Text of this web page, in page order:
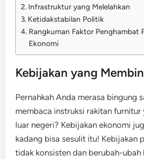
Infrastruktur yang Melelahkan
Ketidakstabilan Politik
Rangkuman Faktor Penghambat
Ekonomi
Kebijakan yang
Pernahkah Anda merasa bingung
membaca instruksi rakitan
luar negeri? Kebijakan ekonomi
kadang bisa sesulit itu! Kebijakan
tidak konsisten dan berubah-ubah